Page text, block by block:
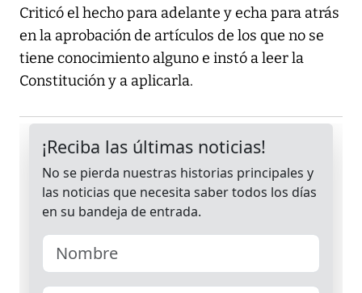
Criticó el hecho para adelante y echa para atrás
en la aprobación de artículos de los que no se
tiene conocimiento alguno e instó a leer la
Constitución y a aplicarla.